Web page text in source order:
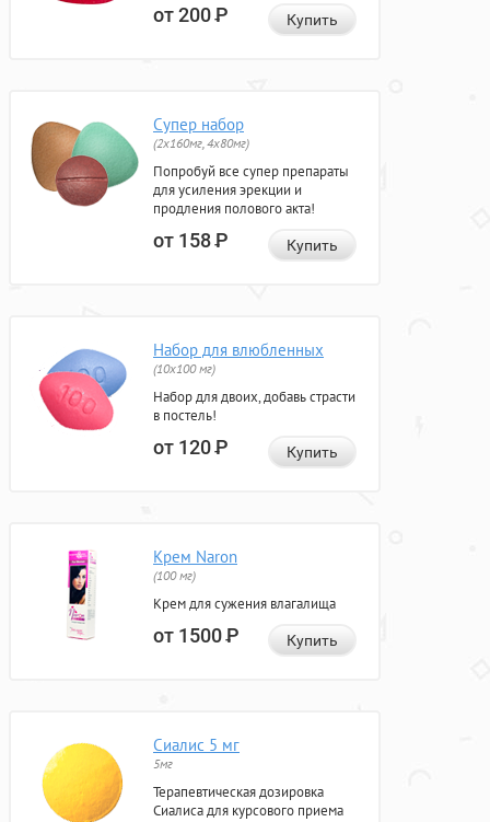
от 200Р Купить
Супер набор
(2х160мг, 4х80мг)
Попробуй все супер препараты
для усиления эрекции и
продления полового акта!
от 158Р Купить
Набор для влюбленных
(10х100 мг)
Набор для двоих, добавь страсти
в постель!
от 120Р Купить
Крем Naron
(100 мг)
Крем для сужения влагалища
от 1500Р Купить
Сиалис 5 мг
5мг
Терапевтическая дозировка
Сиалиса для курсового приема